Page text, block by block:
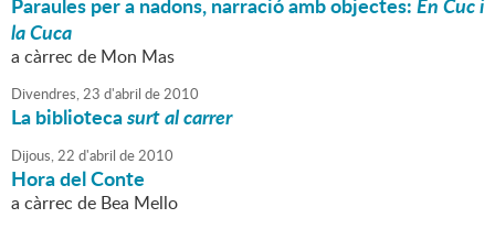
Paraules per a nadons, narració amb objectes:En Cuc i
la Cuca
a càrrec de Mon Mas
Divendres,23 d'abril de2010
La bibliotecasurt al carrer
Dijous,22 d'abril de2010
Hora del Conte
a càrrec de Bea Mello